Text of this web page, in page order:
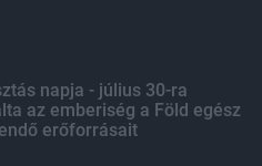
napja - július 30-ra
az emberiség a Föld egész
erőforrásait